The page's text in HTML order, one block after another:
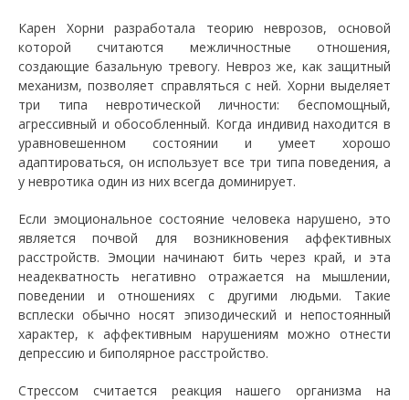
Карен Хорни разработала теорию неврозов, основой
которой считаются межличностные отношения,
создающие базальную тревогу. Невроз же, как защитный
механизм, позволяет справляться с ней. Хорни выделяет
три типа невротической личности: беспомощный,
агрессивный и обособленный. Когда индивид находится в
уравновешенном состоянии и умеет хорошо
адаптироваться, он использует все три типа поведения, а
у невротика один из них всегда доминирует.
Если эмоциональное состояние человека нарушено, это
является почвой для возникновения аффективных
расстройств. Эмоции начинают бить через край, и эта
неадекватность негативно отражается на мышлении,
поведении и отношениях с другими людьми. Такие
всплески обычно носят эпизодический и непостоянный
характер, к аффективным нарушениям можно отнести
депрессию и биполярное расстройство.
Стрессом считается реакция нашего организма на